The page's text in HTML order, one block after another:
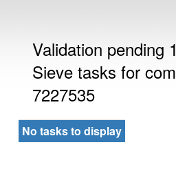
Validation pending
Sieve tasks for
7227535
No tasks to display